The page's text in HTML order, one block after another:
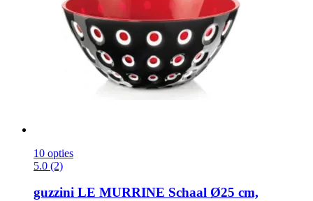
10 opties
5.0 (2)
guzzini LE MURRINE Schaal Ø25 cm,